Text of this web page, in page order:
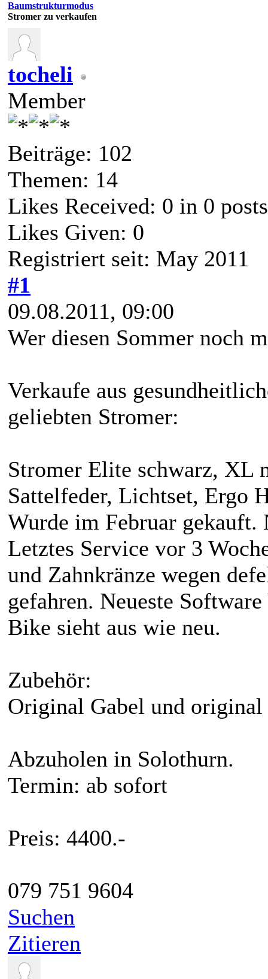
Baumstrukturmodus
Stromer zu verkaufen
tocheli
Member
Beiträge: 102
Themen: 14
Likes Received: 0 in 0 posts
Likes Given: 0
Registriert seit: May 2011
#1
09.08.2011, 09:00
Wer diesen Sommer noch
Verkaufe aus
geliebten Stromer:
Stromer Elite schwarz, XL
Sattelfeder, Lichtset, Ergo
Wurde im Februar gekauft.
Letztes Service vor 3
und Zahnkränze wegen
gefahren. Neueste
Bike sieht aus wie neu.
Zubehör:
Original Gabel und original
Abzuholen in Solothurn.
Termin: ab sofort
Preis: 4400.-
079 751 9604
Suchen
Zitieren